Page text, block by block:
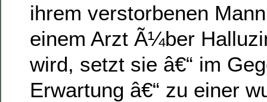
ihrem verstorbenen
einem Arzt Ã¼ber
wird, setzt sie â€“ im
Erwartung â€“ zu einer